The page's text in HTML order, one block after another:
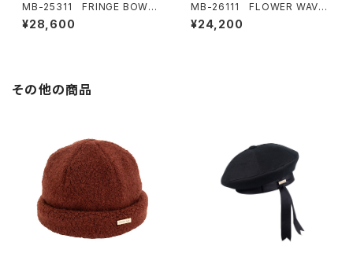
MB-25311 FRINGE BOWLE
R HAT
¥28,600
MB-26111 FLOWER WAVE
HAT
¥24,200
その他の商品